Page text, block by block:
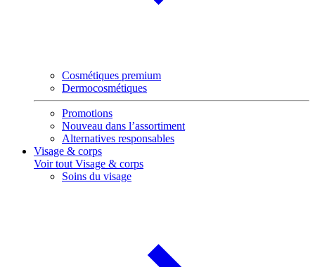
Cosmétiques premium
Dermocosmétiques
Promotions
Nouveau dans l’assortiment
Alternatives responsables
Visage & corps
Voir tout Visage & corps
Soins du visage